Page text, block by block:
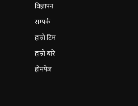
विज्ञापन
सम्पर्क
हाम्रो टिम
हाम्रो बारे
होमपेज